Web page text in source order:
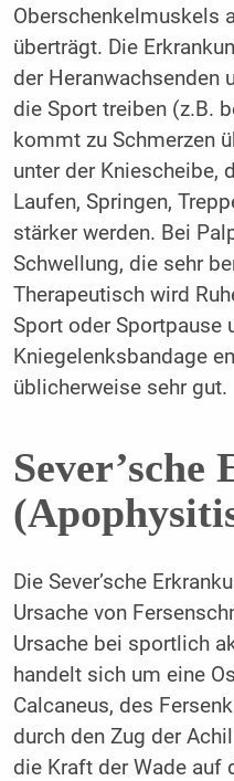
Oberschenkelmuskels
überträgt. Die
der Heranwachsenden
die Sport treiben (z.B.
kommt zu Schmerzen
unter der Kniescheibe,
Laufen, Springen,
stärker werden. Bei
Schwellung, die sehr
Therapeutisch wird
Sport oder Sportpause
Kniegelenksbandage
üblicherweise sehr gut.
Die Sever’sche
Ursache von
Ursache bei sportlich
handelt sich um eine
Calcaneus, des
durch den Zug der
die Kraft der Wade auf